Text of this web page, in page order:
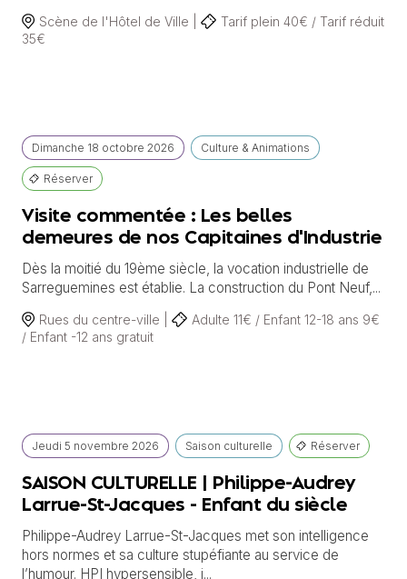
Scène de l'Hôtel de Ville |
Tarif plein 40€ / Tarif réduit
35€
Dimanche 18 octobre 2026 Culture & Animations
Réserver
Visite commentée : Les belles
demeures de nos Capitaines d'Industrie
Dès la moitié du 19ème siècle, la vocation industrielle de
Sarreguemines est établie. La construction du Pont Neuf,...
Rues du centre-ville |
Adulte 11€ / Enfant 12-18 ans 9€
/ Enfant -12 ans gratuit
Jeudi 5 novembre 2026 Saison culturelle Réserver
SAISON CULTURELLE | Philippe-Audrey
Larrue-St-Jacques - Enfant du siècle
Philippe-Audrey Larrue-St-Jacques met son intelligence
hors normes et sa culture stupéfiante au service de
l’humour. HPI hypersensible, i...